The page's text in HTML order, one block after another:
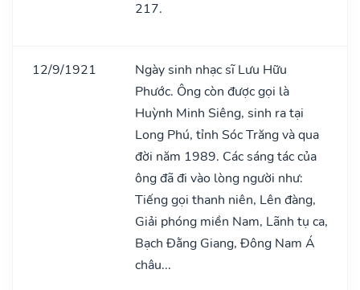
217.
12/9/1921
Ngày sinh nhạc sĩ Lưu Hữu
Phước. Ông còn được gọi là
Huỳnh Minh Siêng, sinh ra tại
Long Phú, tỉnh Sóc Trăng và qua
đời năm 1989. Các sáng tác của
ông đã đi vào lòng người như:
Tiếng gọi thanh niên, Lên đàng,
Giải phóng miền Nam, Lãnh tụ ca,
Bạch Đằng Giang, Đông Nam Á
châu...